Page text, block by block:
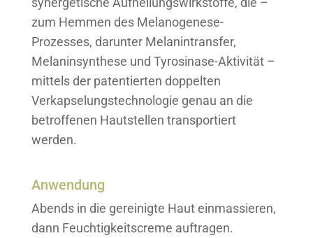
zum Hemmen des Melanogenese-
Prozesses, darunter Melanintransfer,
Melaninsynthese und Tyrosinase-Aktivität –
mittels der patentierten doppelten
Verkapselungstechnologie genau an die
betroffenen Hautstellen transportiert
werden.
Anwendung
Abends in die gereinigte Haut einmassieren,
dann Feuchtigkeitscreme auftragen.